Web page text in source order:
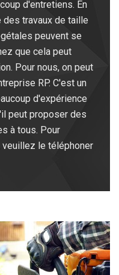
d'entretiens. En
travaux de taille
peuvent se
que cela peut
Pour nous, on peut
RP. C'est un
d'expérience
peut proposer des
à tous. Pour
le téléphoner